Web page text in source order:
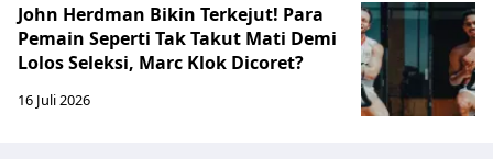
John Herdman Bikin Terkejut! Para
Pemain Seperti Tak Takut Mati Demi
Lolos Seleksi, Marc Klok Dicoret?
16 Juli 2026